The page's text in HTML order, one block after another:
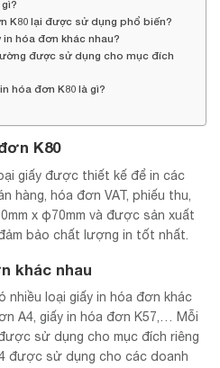
K80 lại được sử dụng phổ biến?
in hóa đơn khác nhau?
được sử dụng cho mục đích
hóa đơn K80 là gì?
K80
giấy được thiết kế để in các
hàng, hóa đơn VAT, phiếu thu,
x φ70mm và được sản xuất
bảo chất lượng in tốt nhất.
khác nhau
nhiều loại giấy in hóa đơn khác
A4, giấy in hóa đơn K57,… Mỗi
sử dụng cho mục đích riêng
được sử dụng cho các doanh